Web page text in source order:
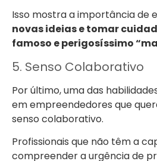
Isso mostra a importância de
novas ideias e tomar
famoso e perigosíssimo
5. Senso Colaborativo
Por último, uma das
em empreendedores que
senso colaborativo.
Profissionais que não têm a
compreender a urgência de